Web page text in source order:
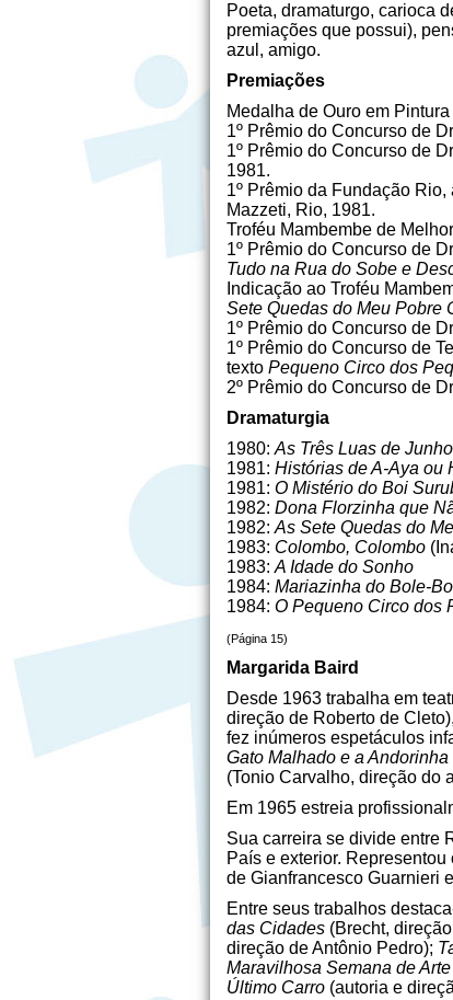
Poeta, dramaturgo, carioca
premiações que possui),
azul, amigo.
Premiações
Medalha de Ouro em
1º Prêmio do Concurso de
1º Prêmio do Concurso de
1981.
1º Prêmio da Fundação
Mazzeti, Rio, 1981.
Troféu Mambembe de
1º Prêmio do Concurso de
Tudo na Rua do Sobe e
Indicação ao Troféu
Sete Quedas do Meu Pobre
1º Prêmio do Concurso de
1º Prêmio do Concurso de
texto Pequeno Circo dos
2º Prêmio do Concurso de
Dramaturgia
1980: As Três Luas de
1981: Histórias de A-Aya ou
1981: O Mistério do Boi
1982: Dona Florzinha que
1982: As Sete Quedas do
1983: Colombo, Colombo
1983: A Idade do Sonho
1984: Mariazinha do Bole-
1984: O Pequeno Circo dos
(Página 15)
Margarida Baird
Desde 1963 trabalha em
direção de Roberto de
fez inúmeros espetáculos
Gato Malhado e a Andorinha
(Tonio Carvalho, direção do
Em 1965 estreia
Sua carreira se divide entre
País e exterior.
de Gianfrancesco Guarnieri
Entre seus trabalhos
das Cidades (Brecht,
direção de Antônio Pedro);
Maravilhosa Semana de
Último Carro (autoria e